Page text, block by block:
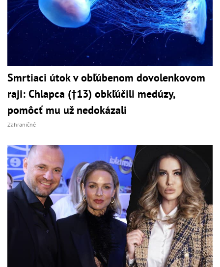
Smrtiaci útok v obľúbenom dovolenkovom
raji: Chlapca (†13) obkľúčili medúzy,
pomôcť mu už nedokázali
Zahraničné